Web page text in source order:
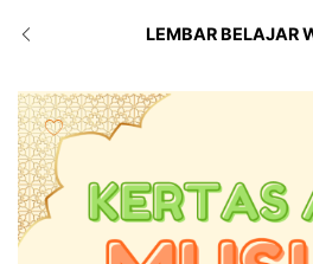
LEMBAR BELAJAR